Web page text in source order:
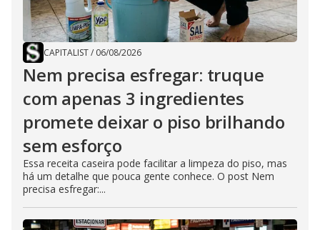
CAPITALIST/ 06/08/2026
Nem precisa esfregar: truque
com apenas 3 ingredientes
promete deixar o piso brilhando
sem esforço
Essa receita caseira pode facilitar a limpeza do piso, mas
há um detalhe que pouca gente conhece. O post Nem
precisa esfregar:...